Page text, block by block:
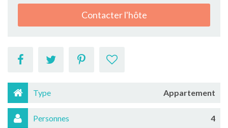
Contacter l'hôte
Type Appartement
Personnes 4